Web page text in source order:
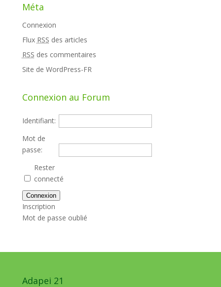
Méta
Connexion
Flux RSS des articles
RSS des commentaires
Site de WordPress-FR
Connexion au Forum
Identifiant:
Mot de
passe:
Rester
connecté
Connexion
Inscription
Mot de passe oublié
Adapei 21